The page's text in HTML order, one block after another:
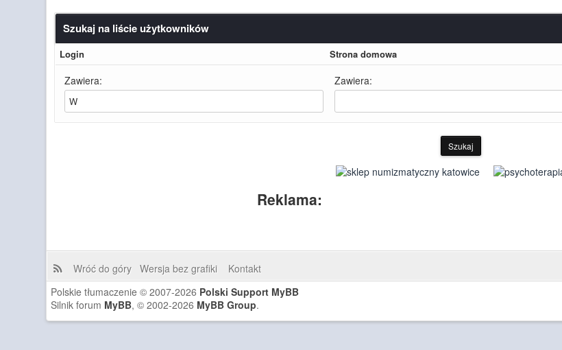
Szukaj na liście użytkowników
Login Strona domowa
Zawiera: Zawiera:
Reklama:
Wróć do góry Wersja bez grafiki
Kontakt
Polskie tłumaczenie © 2007-2026 Polski Support MyBB
Silnik forum MyBB, © 2002-2026 MyBB Group.